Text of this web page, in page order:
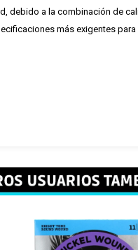
debido a la combinación de
más exigentes